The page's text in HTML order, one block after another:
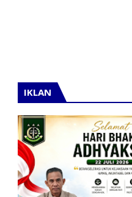
IKLAN